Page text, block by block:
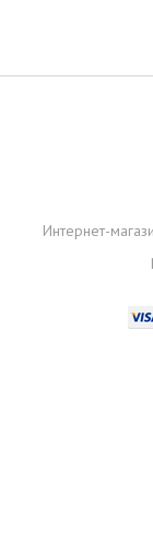
Интернет-